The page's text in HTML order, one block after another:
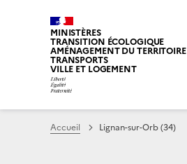
MINISTÈRES
TRANSITION ÉCOLOGIQUE
AMÉNAGEMENT DU TERRITOIRE
TRANSPORTS
VILLE ET LOGEMENT
Accueil Lignan-sur-Orb (34)